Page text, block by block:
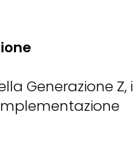
Generazione Z, i